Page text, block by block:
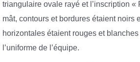
triangulaire ovale rayé et l’inscription «
mât, contours et bordures étaient noirs
horizontales étaient rouges et
l’uniforme de l’équipe.